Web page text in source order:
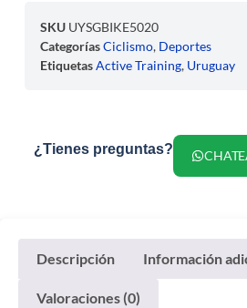
SKU UYSGBIKE5020
CategoríasCiclismo, Deportes
EtiquetasActive Training, Uruguay
¿Tienes preguntas?
Descripción Información
Valoraciones (0)